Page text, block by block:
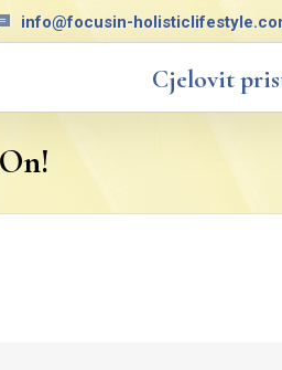
info@focusin-
Cjelovit